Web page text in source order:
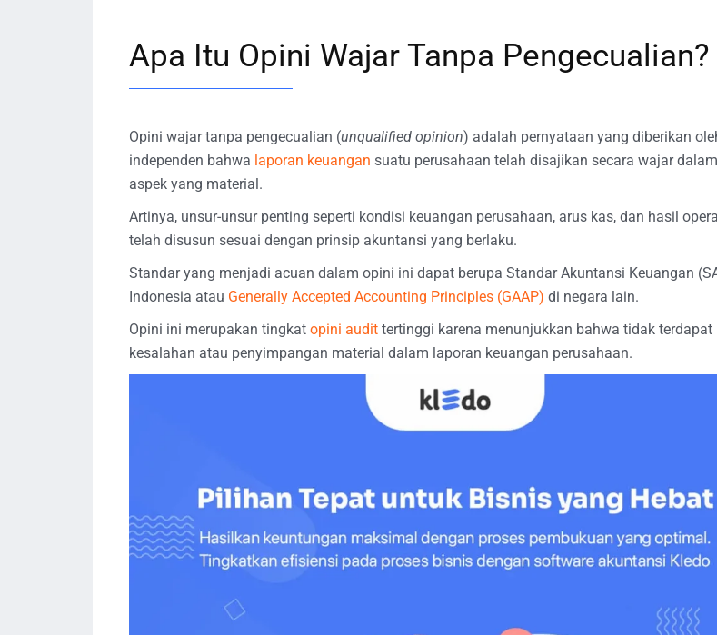
Apa Itu Opini Wajar Tanpa Pengecualian?
Opini wajar tanpa pengecualian (unqualified opinion) adalah pernyataan yang diberikan
independen bahwa laporan keuangan suatu perusahaan telah disajikan secara wajar
aspek yang material.
Artinya, unsur-unsur penting seperti kondisi keuangan perusahaan, arus kas, dan hasil
telah disusun sesuai dengan prinsip akuntansi yang berlaku.
Standar yang menjadi acuan dalam opini ini dapat berupa Standar Akuntansi Keuangan
Indonesia atau Generally Accepted Accounting Principles (GAAP) di negara lain.
Opini ini merupakan tingkat opini audit tertinggi karena menunjukkan bahwa tidak terdapat
kesalahan atau penyimpangan material dalam laporan keuangan perusahaan.